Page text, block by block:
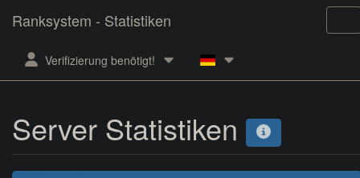
Ranksystem - Statistiken
Verifizierung benötigt!
Server Statistiken